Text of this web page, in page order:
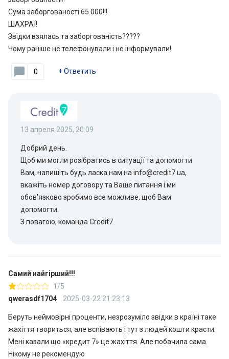
Сума заборгованості 65.000!!!
ШАХРАЇ!
Звідки взялась та заборгованість?????
Чому раніше не телефонували і не інформували!
0 +Ответить
13 апреля 2025, 20:09
Добрий день.
Щоб ми могли розібратись в ситуації та допомогти
Вам, напишіть будь ласка нам на info@credit7.ua,
вкажіть номер договору та Ваше питання і ми
обов'язково зробимо все можливе, щоб Вам
допомогти.
З повагою, команда Credit7
Самий найгірший!!!
1/5
qwerasdf1704
2025-03-22 21:23:13
Беруть неймовірні проценти, незрозуміло звідки в країні таке
жахіття твориться, але вспівають і тут з людей кошти красти.
Мені казали що «кредит 7» це жахіття. Але побачила сама.
Нікому не рекомендую